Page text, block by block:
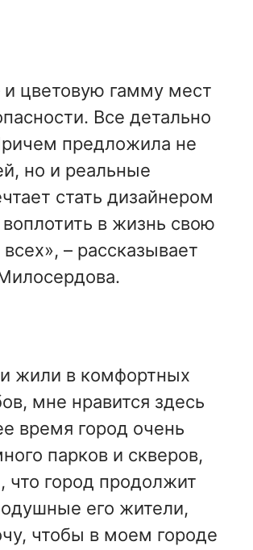
цветовую гамму мест
Все детально
предложила не
но и реальные
стать дизайнером
в жизнь свою
– рассказывает
жили в комфортных
мне нравится здесь
время город очень
парков и скверов,
город продолжит
его жители,
чтобы в моем городе